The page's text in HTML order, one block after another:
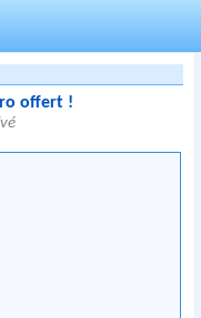
offert !